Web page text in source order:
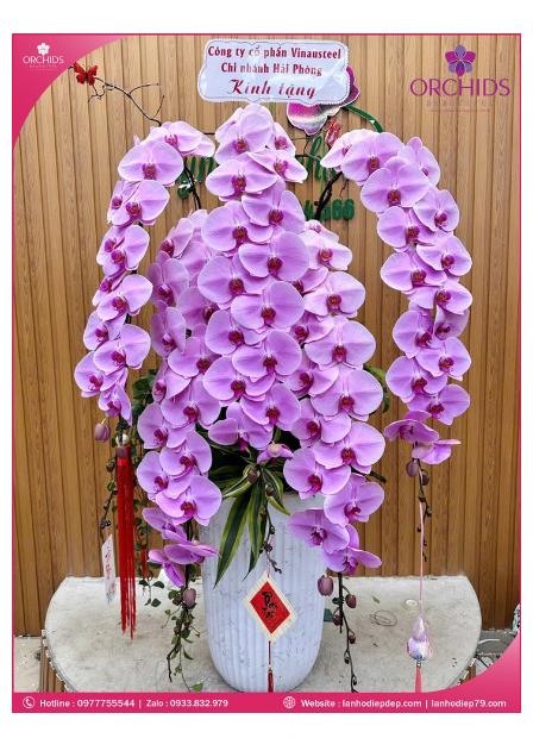
• Giá trên được miễn ship giao trong nội thành,
miễn phí in thiệp - banner theo yêu cầu khách
hàng.
• Beautiful Orchids liên kết với các cửa hàng
trên toàn quốc để phục vụ giao hoa tận nơi, mỗi
khu vực sẽ có mức giá khác nhau (tùy vào chi
phí mặt bằng, nguyên vật liệu,..) nên giá có thể sẽ
thay đổi so với giá niêm yết trên website. Khách
hàng ở Tỉnh thành khác vui lòng chủ động hỏi lại
giá trước khi đặt hàng, shop sẽ chủ động báo giá
chính xác khi có địa chỉ giao hàng cụ thể.